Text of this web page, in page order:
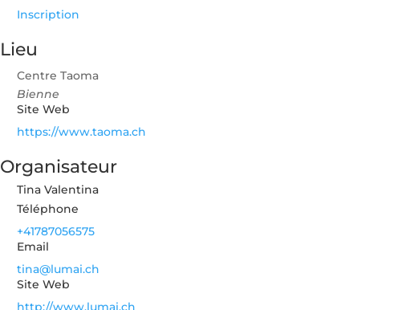
Inscription
Lieu
Centre Taoma
Bienne
Site Web
https://www.taoma.ch
Organisateur
Tina Valentina
Téléphone
+41787056575
Email
tina@lumai.ch
Site Web
http://www.lumai.ch